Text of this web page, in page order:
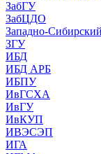
ЗабГУ
ЗабЦДО
Западно-
ЗГУ
ИБД
ИБД АРБ
ИБПУ
ИвГСХА
ИвГУ
ИвКУП
ИВЭСЭП
ИГА